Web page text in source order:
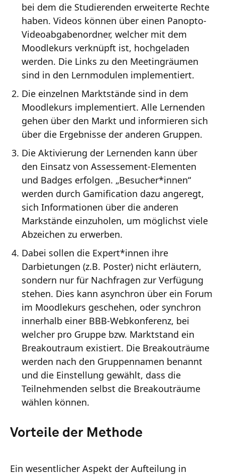
bei dem die Studierenden erweiterte Rechte
haben. Videos können über einen Panopto-
Videoabgabenordner, welcher mit dem
Moodlekurs verknüpft ist, hochgeladen
werden. Die Links zu den Meetingräumen
sind in den Lernmodulen implementiert.
Die einzelnen Marktstände sind in dem
Moodlekurs implementiert. Alle Lernenden
gehen über den Markt und informieren sich
über die Ergebnisse der anderen Gruppen.
Die Aktivierung der Lernenden kann über
den Einsatz von Assessement-Elementen
und Badges erfolgen. „Besucher*innen“
werden durch Gamification dazu angeregt,
sich Informationen über die anderen
Markstände einzuholen, um möglichst viele
Abzeichen zu erwerben.
Dabei sollen die Expert*innen ihre
Darbietungen (z.B. Poster) nicht erläutern,
sondern nur für Nachfragen zur Verfügung
stehen. Dies kann asynchron über ein Forum
im Moodlekurs geschehen, oder synchron
innerhalb einer BBB-Webkonferenz, bei
welcher pro Gruppe bzw. Marktstand ein
Breakoutraum existiert. Die Breakouträume
werden nach den Gruppennamen benannt
und die Einstellung gewählt, dass die
Teilnehmenden selbst die Breakouträume
wählen können.
Vorteile der Methode
Ein wesentlicher Aspekt der Aufteilung in